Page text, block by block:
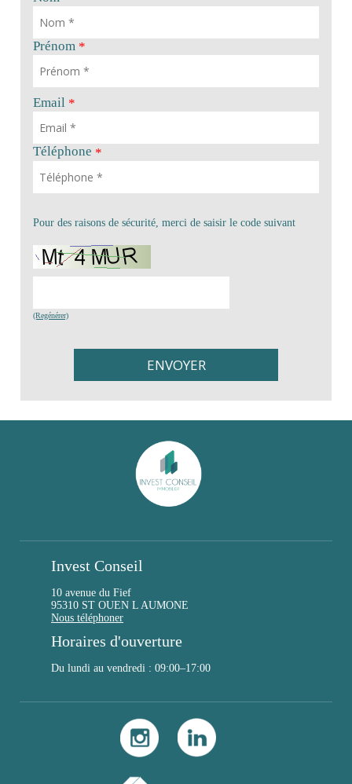
Prénom *
Email *
Téléphone *
Pour des raisons de sécurité, merci de saisir le code suivant
(Regénérer)
Invest Conseil
10 avenue du Fief
95310 ST OUEN L AUMONE
Nous téléphoner
Horaires d'ouverture
Du lundi au vendredi : 09:00–17:00